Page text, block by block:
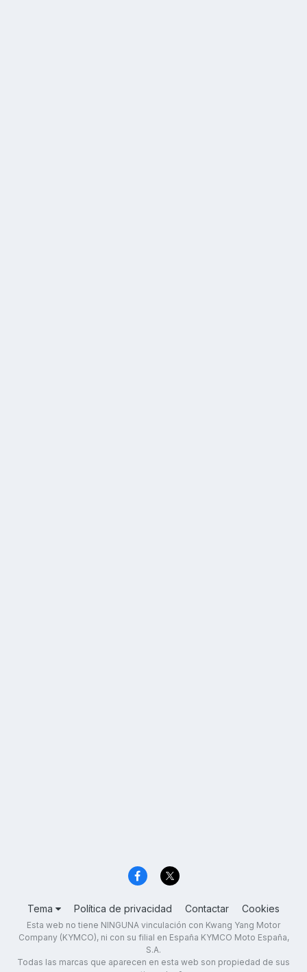
Tema Política de privacidad Contactar Cookies
Esta web no tiene NINGUNA vinculación con Kwang Yang Motor
Company (KYMCO), ni con su filial en España KYMCO Moto España,
S.A.
Todas las marcas que aparecen en esta web son propiedad de sus